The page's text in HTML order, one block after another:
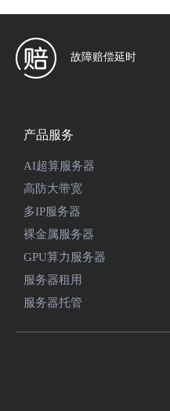
故障赔偿延时
产品服务
AI超算服务器
高防大带宽
多IP服务器
裸金属服务器
GPU算力服务器
服务器租用
服务器托管